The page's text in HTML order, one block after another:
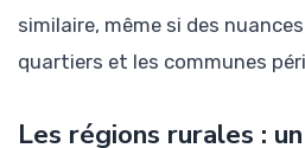
similaire, même si des
quartiers et les communes
Les régions rurales :